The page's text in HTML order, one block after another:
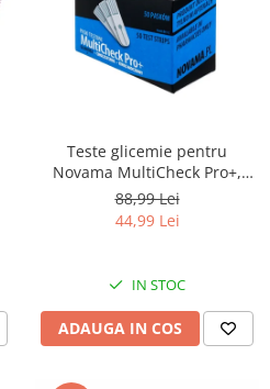
Teste glicemie pentru
Novama MultiCheck Pro+,
BK1-G, 50 teste/ cutie
88,99 Lei
44,99 Lei
IN STOC
ADAUGA IN COS